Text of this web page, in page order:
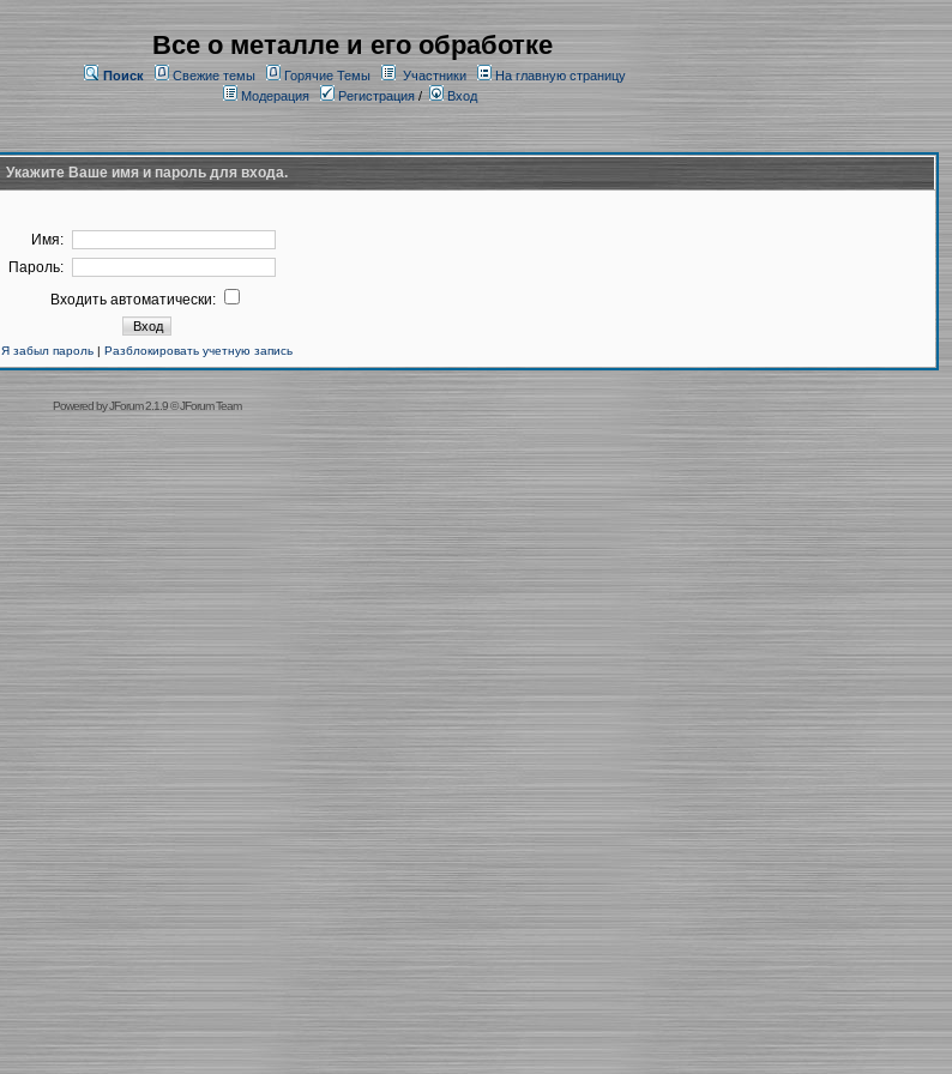
Все о металле и его обработке
Поиск Свежие темы Горячие Темы Участники
На главную страницу
Модерация
Регистрация/ Вход
Укажите Ваше имя и пароль для входа.
Имя:
Пароль:
Входить автоматически:
Я забыл пароль| Разблокировать учетную запись
Powered byJForum 2.1.9©JForum Team